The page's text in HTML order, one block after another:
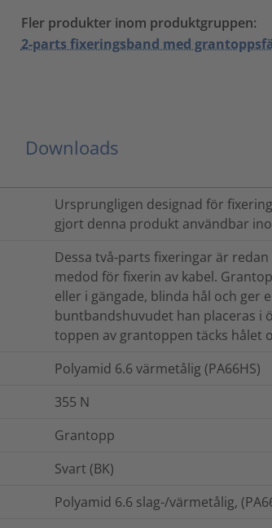
Fler produkter inom produktgruppen:
2-parts fixeringsband med
Downloads
Ursprungligen designad för
gjort denna produkt användbar
Dessa två-parts fixeringar är
medod för fixerin av kabel.
eller i gängade, blinda hål och ger
buntbandshuvudet han placeras i
toppen av grantoppen täcks hålet
Polyamid 6.6 värmetålig (PA66HS)
355 N
Grantopp
Svart (BK)
Polyamid 6.6 slag-/värmetålig,